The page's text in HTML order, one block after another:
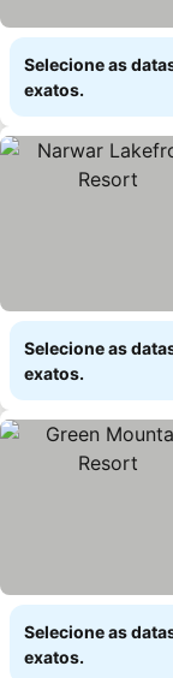
Selecione as
exatos.
Selecione as
exatos.
Selecione as
exatos.